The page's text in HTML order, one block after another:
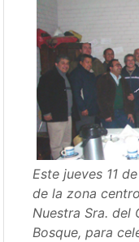
Este jueves 11
de la zona
Nuestra Sra. del
Bosque, para